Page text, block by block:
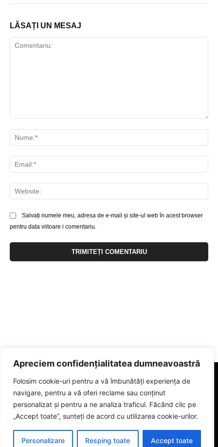
Apreciem confidențialitatea dumneavoastră
Folosim cookie-uri pentru a vă îmbunătăți experiența de
navigare, pentru a vă oferi reclame sau conținut
personalizat și pentru a ne analiza traficul. Făcând clic pe
„Accept toate”, sunteți de acord cu utilizarea cookie-urilor.
Personalizare Resping toate Accept toate
LĂSAȚI UN MESAJ
Salvați numele meu, adresa de e-mail și site-ul web în acest browser
pentru data viitoare i comentariu.
© 2023 eGorj.ro. Toate drepturile sunt rezervate.